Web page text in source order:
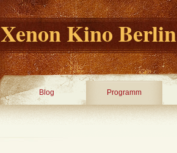
Xenon Kino Berlin
Blog Programm